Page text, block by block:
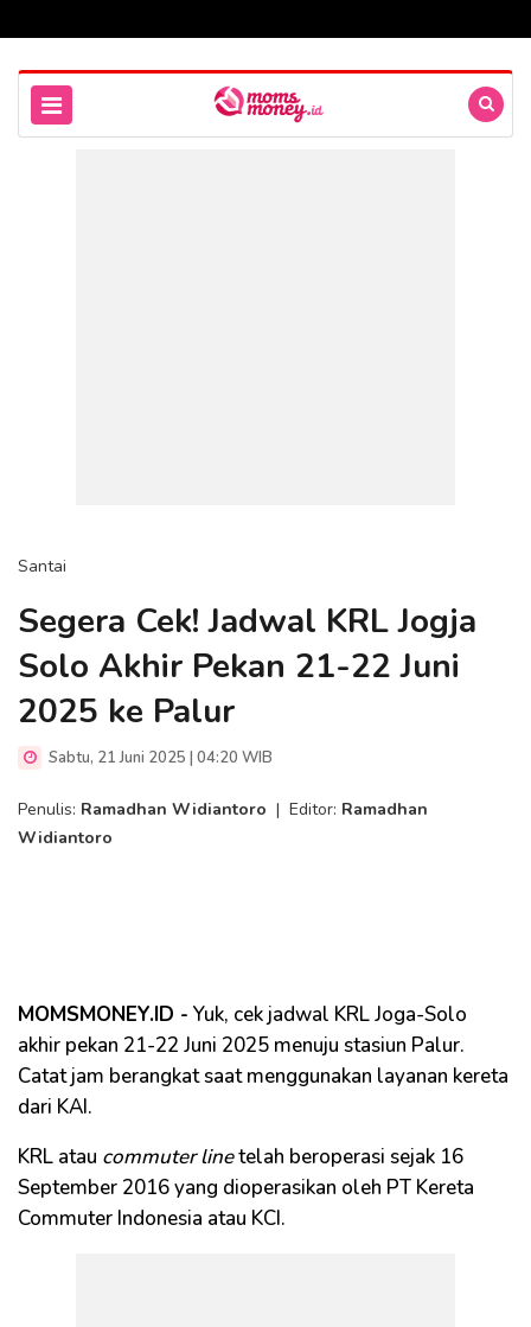
Santai
Segera Cek! Jadwal KRL Jogja
Solo Akhir Pekan 21-22 Juni
2025 ke Palur
Sabtu, 21 Juni 2025 | 04:20 WIB
Penulis: Ramadhan Widiantoro | Editor: Ramadhan
Widiantoro
MOMSMONEY.ID - Yuk, cek jadwal KRL Joga-Solo
akhir pekan 21-22 Juni 2025 menuju stasiun Palur.
Catat jam berangkat saat menggunakan layanan kereta
dari KAI.
KRL atau commuter linetelah beroperasi sejak 16
September 2016 yang dioperasikan oleh PT Kereta
Commuter Indonesia atau KCI.